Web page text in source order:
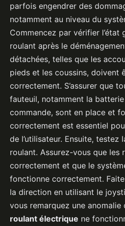
parfois engendrer des
notamment au niveau du
Commencez par vérifier l’état
roulant après le
détachées, telles que les
pieds et les coussins, doivent
correctement. S’assurer que
fauteuil, notamment la
commande, sont en place et
correctement est essentiel
de l’utilisateur. Ensuite,
roulant. Assurez-vous que les
correctement et que le
fonctionne correctement.
la direction en utilisant le
vous remarquez une anomalie
roulant électrique ne